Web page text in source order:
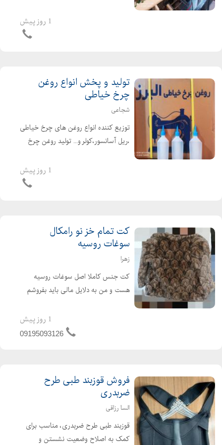
بالاترین کیفیت به صورت کلی و جزیی
1 روز پیش
تولید و پخش انواع روغن
چرخ خیاطی
شجاعی
توزیع کننده انواع روغن های چرخ خیاطی
،ریل آسانسور،کولر و... تولید روغن چرخ
خیاطی صنعتی راسته دوز تولید روغن
1 روز پیش
کت تمام خز نو رامکال
سوغات روسیه
زهرا
کت جنس کاملا اصل سوغات روسیه
هست و من به دلایل مالی باید بفروشم
استفاده نشده و پوشیده نشده و کاملا نو
1 روز پیش
09195093126
فروش قوزبند طبی طرح
ضربدری
السا رزاقی
قوزبند طبی طرح ضربدری، مناسب برای
کمک به اصلاح وضعیت نشستن و